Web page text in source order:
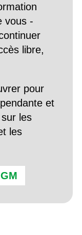
vous -
libre,
pour
et
les
les